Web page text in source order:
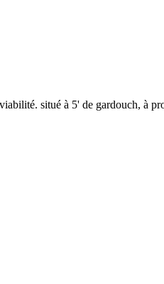
situé à 5' de gardouch, à